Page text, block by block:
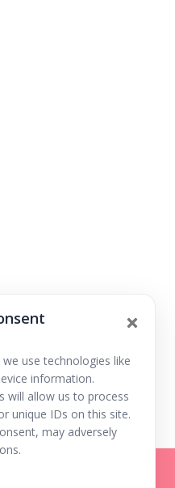
use technologies like
information.
will allow us to process
unique IDs on this site.
may adversely
Cuentacuentos. Tu
carita y tu boquita